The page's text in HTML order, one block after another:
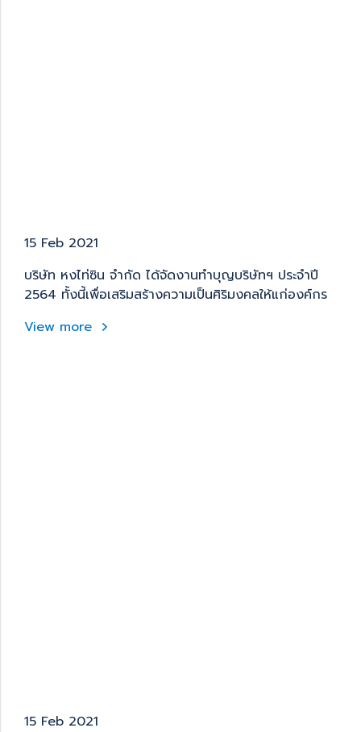
15 Feb 2021
บริษัท หงไท่ซิน จำกัด ได้จัดงานทำบุญบริษัทฯ ประจำปี
2564 ทั้งนี้เพื่อเสริมสร้างความเป็นศิริมงคลให้แก่องค์กร
View more
15 Feb 2021